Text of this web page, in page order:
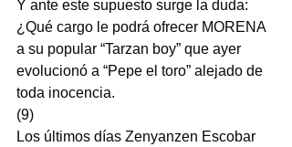
Y ante este supuesto surge la duda:
¿Qué cargo le podrá ofrecer MORENA
a su popular “Tarzan boy” que ayer
evolucionó a “Pepe el toro” alejado de
toda inocencia.
(9)
Los últimos días Zenyanzen Escobar